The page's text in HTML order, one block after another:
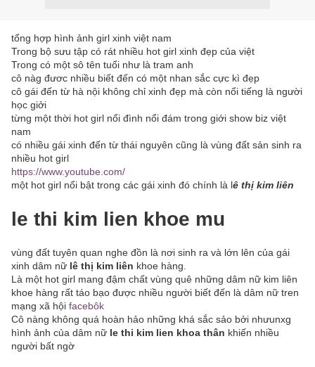
tổng hợp hình ảnh girl xinh việt nam
Trong bộ sưu tập có rát nhiều hot girl xinh đẹp của việt
Trong có một sô tên tuổi như là tram anh
cô nàg đươc nhiều biết đến có một nhan sắc cực kì đẹp
cô gái đến từ hà nội không chỉ xinh đẹp mà còn nổi tiếng là người
học giởi
từng một thời hot girl nổi đình nổi đám trong giới show biz việt
nam
có nhiều gái xinh đến từ thái nguyên cũng là vùng đất sản sinh ra
nhiều hot girl
https://www.youtube.com/
một hot girl nổi bật trong các gái xinh đó chính là lê thị kim liên
le thi kim lien khoe mu
vùng đất tuyên quan nghe đồn là nơi sinh ra và lớn lên của gái
xinh dâm nữ lê thị kim liên khoe hàng.
Là một hot girl mang đậm chất vùng quê những dâm nữ kim liên
khoe hàng rất táo bạo được nhiều người biết đến là dâm nữ tren
mạng xã hội facebôk
Cô nàng không quá hoàn hảo những khá sắc sảo bởi nhưunxg
hình ảnh của dâm nữ le thi kim lien khoa thân khiến nhiều
người bất ngờ